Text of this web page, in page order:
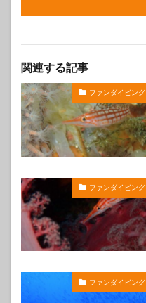
関連する記事
ファンダイビング
ファンダイビング
ファンダイビング